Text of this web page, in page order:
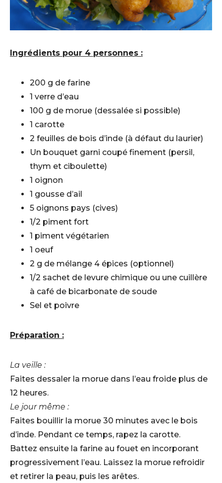
Ingrédients pour 4 personnes :
200 g de farine
1 verre d’eau
100 g de morue (dessalée si possible)
1 carotte
2 feuilles de bois d’inde (à défaut du laurier)
Un bouquet garni coupé finement (persil,
thym et ciboulette)
1 oignon
1 gousse d’ail
5 oignons pays (cives)
1/2 piment fort
1 piment végétarien
1 oeuf
2 g de mélange 4 épices (optionnel)
1/2 sachet de levure chimique ou une cuillère
à café de bicarbonate de soude
Sel et poivre
Préparation :
La veille :
Faites dessaler la morue dans l’eau froide plus de
12 heures.
Le jour même :
Faites bouillir la morue 30 minutes avec le bois
d’inde. Pendant ce temps, rapez la carotte.
Battez ensuite la farine au fouet en incorporant
progressivement l’eau. Laissez la morue refroidir
et retirer la peau, puis les arêtes.